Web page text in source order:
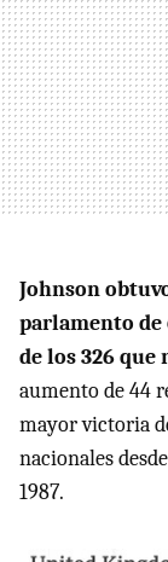
Johnson
parlamento de
de los 326
aumento de 44
mayor victoria
nacionales
1987.